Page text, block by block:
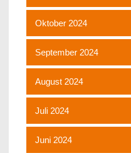
Oktober 2024
September 2024
August 2024
Juli 2024
Juni 2024